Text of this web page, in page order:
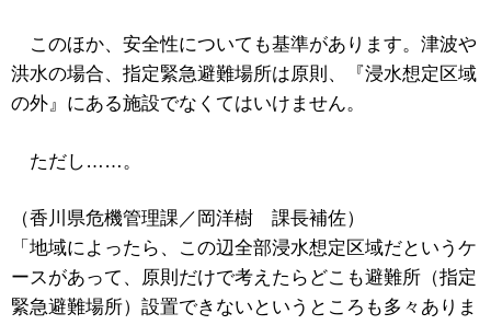
このほか、安全性についても基準があります。津波や
洪水の場合、指定緊急避難場所は原則、『浸水想定区域
の外』にある施設でなくてはいけません。
ただし……。
（香川県危機管理課／岡洋樹 課長補佐）
「地域によったら、この辺全部浸水想定区域だというケ
ースがあって、原則だけで考えたらどこも避難所（指定
緊急避難場所）設置できないというところも多々ありま